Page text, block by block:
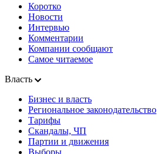
Коротко
Новости
Интервью
Комментарии
Компании сообщают
Самое читаемое
Власть
Бизнес и власть
Региональное законодательство
Тарифы
Скандалы, ЧП
Партии и движения
Выборы